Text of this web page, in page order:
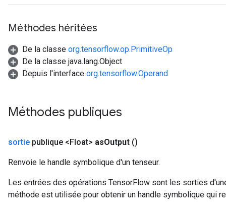
Méthodes héritées
De la classe org.tensorflow.op.PrimitiveOp
De la classe java.lang.Object
Depuis l'interface org.tensorflow.Operand
Méthodes publiques
sortie publique <Float> asOutput ()
Renvoie le handle symbolique d'un tenseur.
Les entrées des opérations TensorFlow sont les sorties
méthode est utilisée pour obtenir un handle symbolique qui